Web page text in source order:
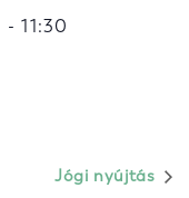
-11:30
Jógi nyújtás